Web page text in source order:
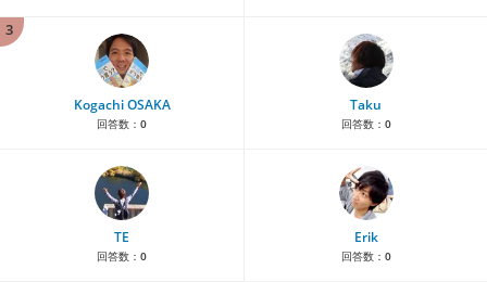
3
Kogachi OSAKA
回答数： 0
Taku
回答数： 0
TE
回答数： 0
Erik
回答数： 0